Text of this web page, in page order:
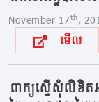
November 17th,
មើល
ពាក្យស្នើសុំលិខិ